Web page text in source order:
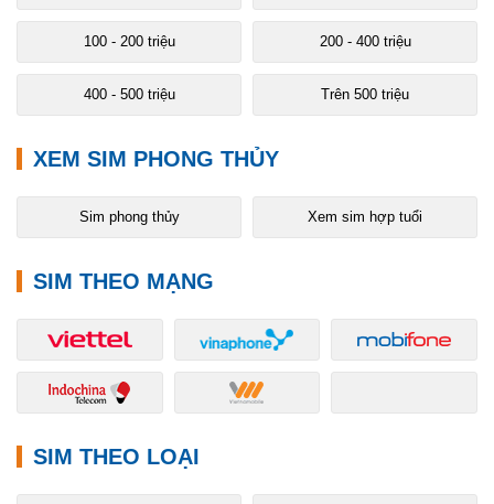
100 - 200 triệu 200 - 400 triệu
400 - 500 triệu Trên 500 triệu
XEM SIM PHONG THỦY
Sim phong thủy Xem sim hợp tuổi
SIM THEO MẠNG
SIM THEO LOẠI